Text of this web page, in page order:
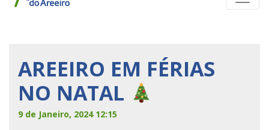
AREEIRO EM FÉRIAS
NO NATAL
9 de Janeiro, 2024 12:15